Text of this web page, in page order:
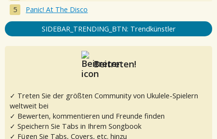
Panic! At The Disco
SIDEBAR_TRENDING_BTN: Trendkünstler
Beitreten!
✓ Treten Sie der größten Community von Ukulele-Spielern
weltweit bei
✓ Bewerten, kommentieren und Freunde finden
✓ Speichern Sie Tabs in Ihrem Songbook
✓ Fügen Sie Tabs, Covers, etc. hinzu